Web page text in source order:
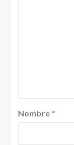
Nombre *